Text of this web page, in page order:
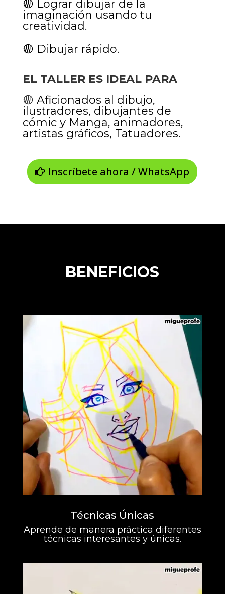
🟡 Lograr dibujar de la
imaginación usando tu
creatividad.
🟡 Dibujar rápido.
EL TALLER ES IDEAL PARA
🟡 Aficionados al dibujo,
i lustradores, dibujantes de
cómic y Manga, animadores,
artistas gráficos, Tatuadores.
Inscríbete ahora / WhatsApp
BENEFICIOS
Técnicas Únicas
Aprende de manera práctica diferentes
técnicas interesantes y únicas.